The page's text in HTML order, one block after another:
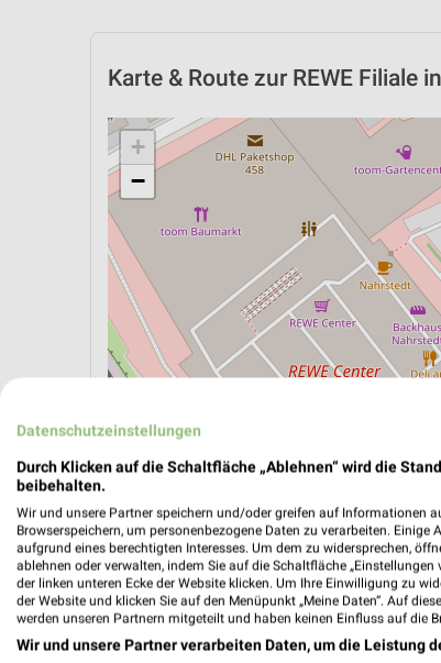
Karte & Route zur REWE Filiale
+
−
Aktuelle Angebote in dieser Filiale
Anzahl Prospekte: 1
Letztes Prospektupdate: vor 7 Tagen
Datenschutzeinstellungen
Durch Klicken auf die Schaltfläche „Ablehnen“ wird die
beibehalten.
Wir und unsere Partner speichern und/oder greifen auf Informationen
Browserspeichern, um personenbezogene Daten zu verarbeiten.
aufgrund eines berechtigten Interesses. Um dem zu widersprechen,
ablehnen oder verwalten, indem Sie auf die Schaltfläche
der linken unteren Ecke der Website klicken. Um Ihre Einwilligung zu
der Website und klicken Sie auf den Menüpunkt „Meine Daten“. Auf
werden unseren Partnern mitgeteilt und haben keinen Einfluss auf die
Wir und unsere Partner verarbeiten Daten, um die Leistung